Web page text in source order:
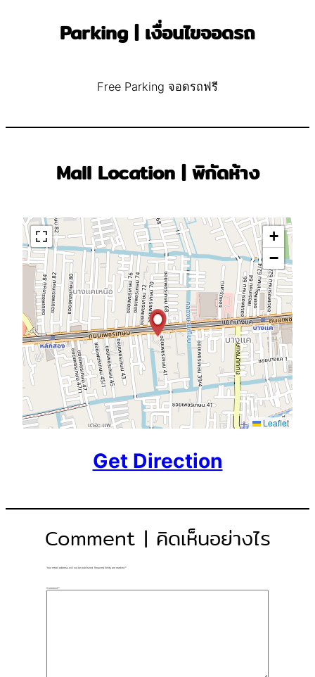
Parking | เงื่อนไขจอดรถ
Free Parking จอดรถฟรี
Mall Location | พิกัดห้าง
+
−
Leaflet
Get Direction
Comment | คิดเห็นอย่างไร
Your email address will not be published. Required fields are marked *
Comment *